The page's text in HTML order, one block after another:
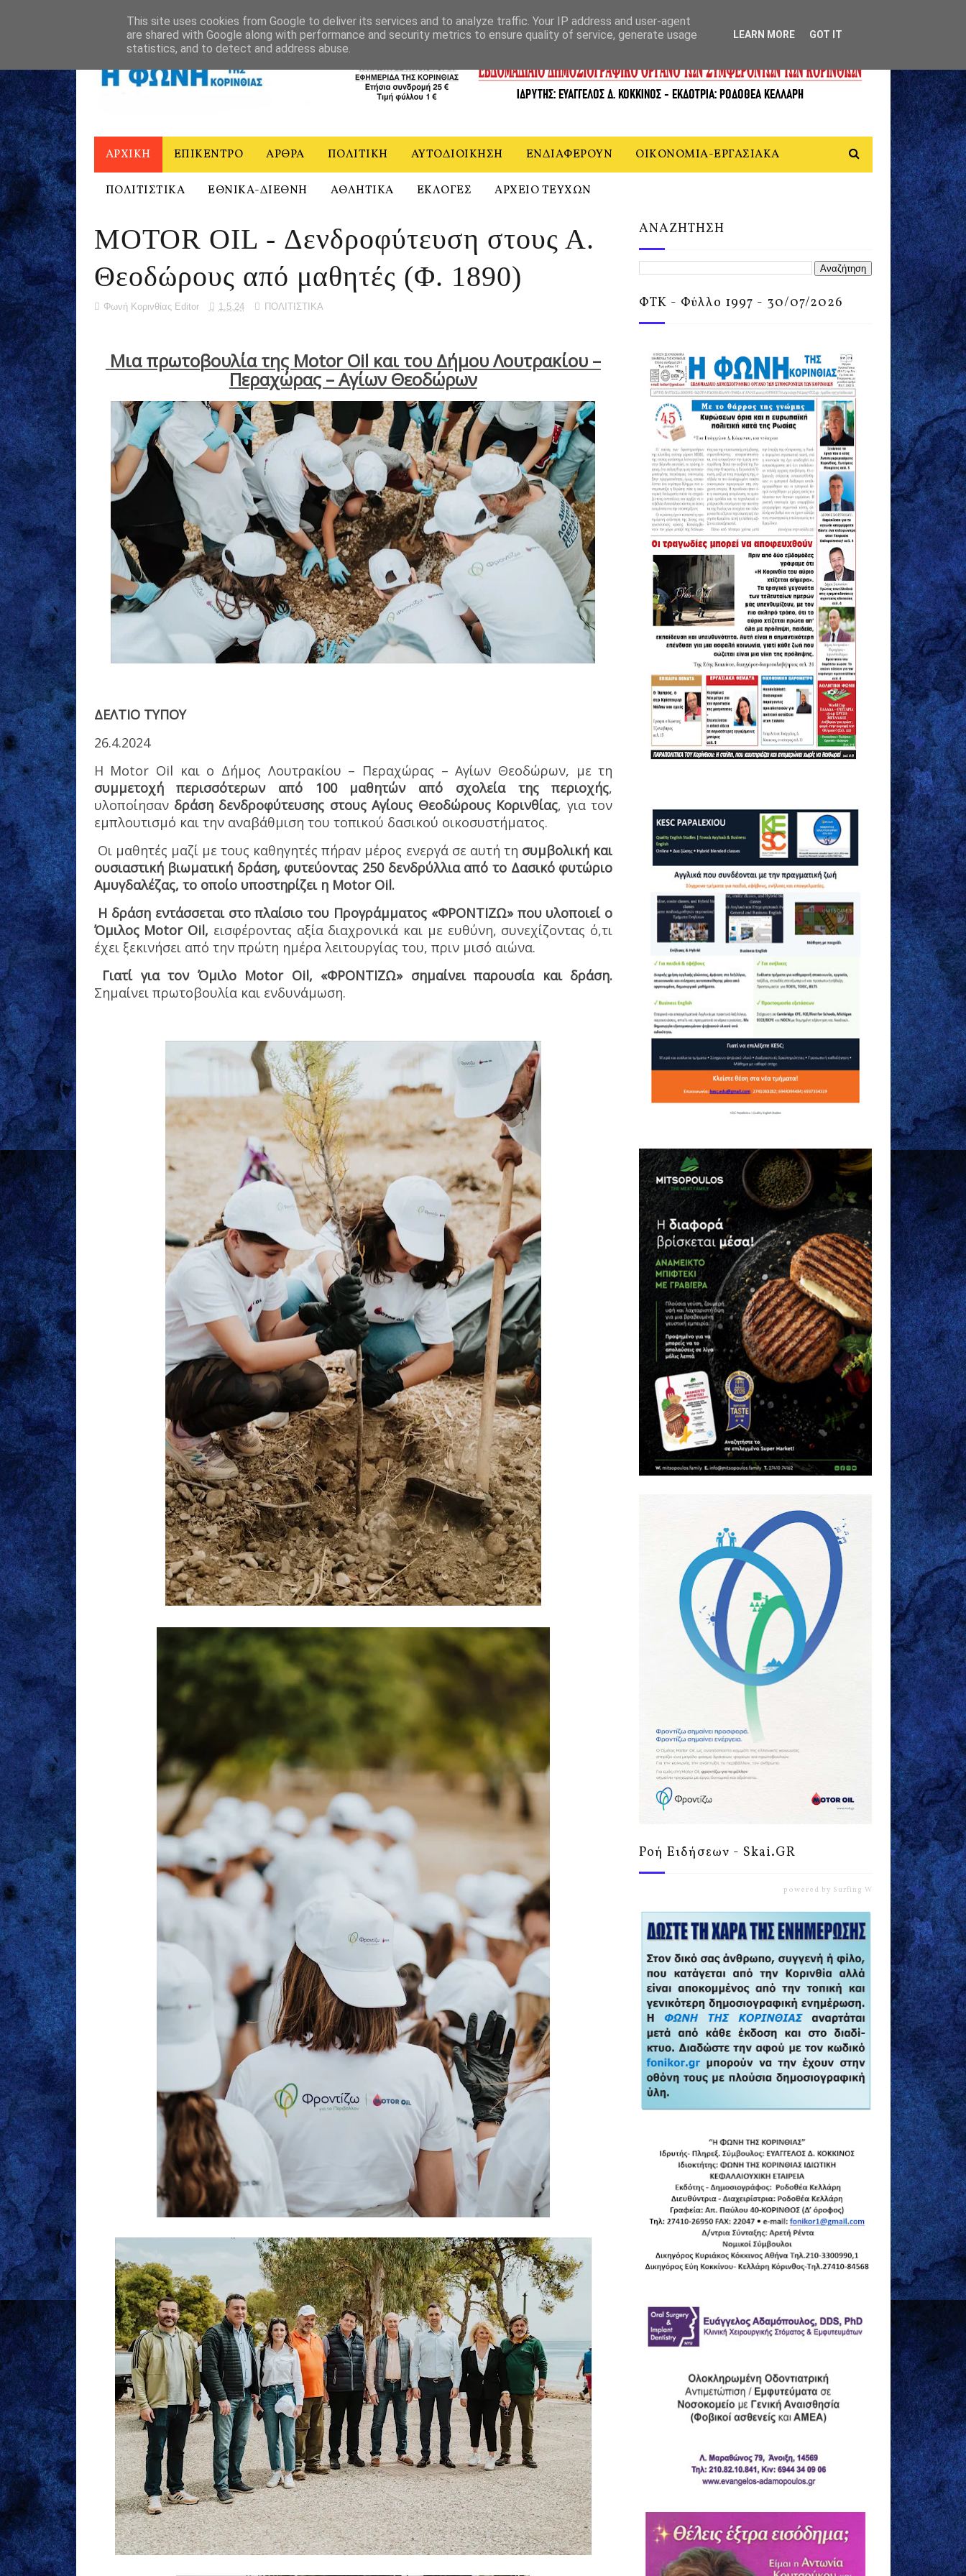
Η ΦΩΝΗ ΤΗΣ ΚΟΡΙΝΘΙΑΣ - ΙΣΤΟΡΙΚΟ ΕΠΙΚΟΙΝΩΝΙΑ
ΑΡΧΙΚΗ ΕΠΙΚΕΝΤΡΟ ΑΡΘΡΑ ΠΟΛΙΤΙΚΗ ΑΥΤΟΔΙΟΙΚΗΣΗ ΕΝΔΙΑΦΕΡΟΥΝ ΟΙΚΟΝΟΜΙΑ-ΕΡΓΑΣΙΑΚΑ
ΠΟΛΙΤΙΣΤΙΚΑ ΕΘΝΙΚΑ-ΔΙΕΘΝΗ ΑΘΛΗΤΙΚΑ ΕΚΛΟΓΕΣ ΑΡΧΕΙΟ ΤΕΥΧΩΝ
MOTOR OIL - Δενδροφύτευση στους Α.
Θεοδώρους από μαθητές (Φ. 1890)
Φωνή Κορινθίας Editor 1.5.24 ΠΟΛΙΤΙΣΤΙΚΑ
Μια πρωτοβουλία της Motor Oil και του Δήμου Λουτρακίου –
Περαχώρας – Αγίων Θεοδώρων
ΔΕΛΤΙΟ ΤΥΠΟΥ
26.4.2024
Η Motor Oil και ο Δήμος Λουτρακίου – Περαχώρας – Αγίων Θεοδώρων, με τη
συμμετοχή περισσότερων από 100 μαθητών από σχολεία της περιοχής,
υλοποίησαν δράση δενδροφύτευσης στους Αγίους Θεοδώρους Κορινθίας, για τον
εμπλουτισμό και την αναβάθμιση του τοπικού δασικού οικοσυστήματος.
Οι μαθητές μαζί με τους καθηγητές πήραν μέρος ενεργά σε αυτή τη συμβολική και
ουσιαστική βιωματική δράση, φυτεύοντας 250 δενδρύλλια από το Δασικό φυτώριο
Αμυγδαλέζας, το οποίο υποστηρίζει η Motor Oil.
Η δράση εντάσσεται στο πλαίσιο του Προγράμματος «ΦΡΟΝΤΙΖΩ» που υλοποιεί ο
Όμιλος Motor Oil, εισφέροντας αξία διαχρονικά και με ευθύνη, συνεχίζοντας ό,τι
έχει ξεκινήσει από την πρώτη ημέρα λειτουργίας του, πριν μισό αιώνα.
Γιατί για τον Όμιλο Motor Oil, «ΦΡΟΝΤΙΖΩ» σημαίνει παρουσία και δράση.
Σημαίνει πρωτοβουλία και ενδυνάμωση.
ΑΝΑΖΗΤΗΣΗ
ΦΤΚ - Φύλλο 1997 - 30/07/2026
Ροή Ειδήσεων - Skai.GR
powered by Surfing Waves
This site uses cookies from Google to deliver its services and to analyze traffic. Your IP address and user-agent
are shared with Google along with performance and security metrics to ensure quality of service, generate usage
statistics, and to detect and address abuse.
LEARN MORE GOT IT